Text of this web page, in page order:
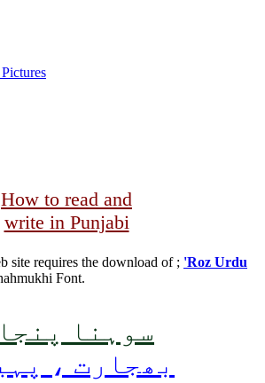
How to read and
write in Punjabi
site requires the download of ; 'Roz Urdu
Font.
سوہنا
بھجارت ،